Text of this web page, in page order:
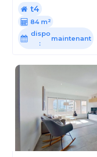
t4
84 m²
dispo
:
maintenant